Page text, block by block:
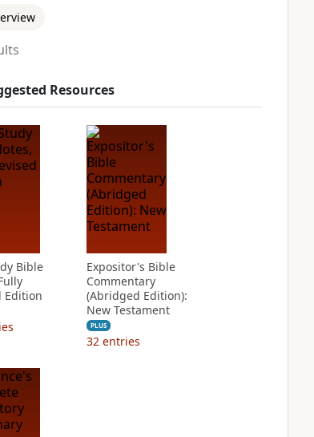
Resources
Bible
Edition
Expositor's Bible
Commentary
(Abridged Edition):
New Testament
PLUS
32 entries